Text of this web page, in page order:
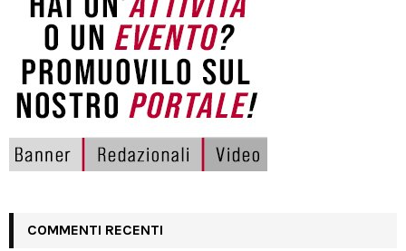
COMMENTI RECENTI